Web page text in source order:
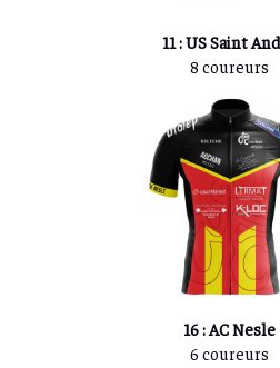
11 : US Saint
8 coureurs
16 : AC Nesle
6 coureurs